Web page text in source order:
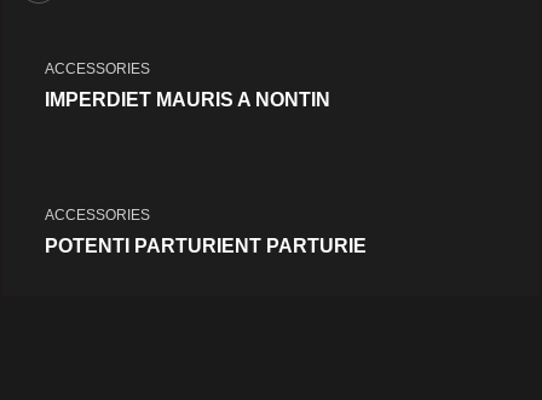
ACCESSORIES
IMPERDIET MAURIS A NONTIN
ACCESSORIES
POTENTI PARTURIENT PARTURIE